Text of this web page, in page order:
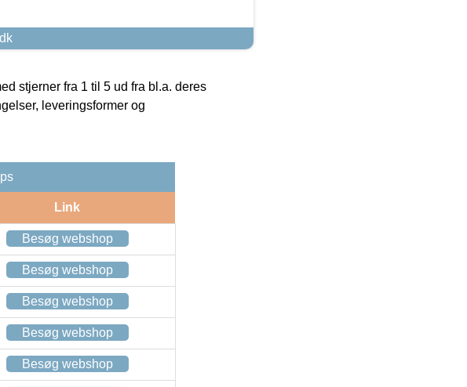
stjerner fra 1 til 5 ud fra bl.a. deres
leveringsformer og
Link
Besøg webshop
Besøg webshop
Besøg webshop
Besøg webshop
Besøg webshop